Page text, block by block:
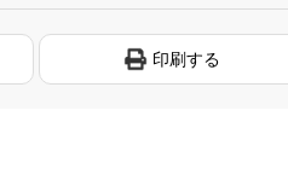
印刷する